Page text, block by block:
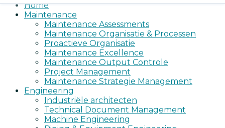
Home
Maintenance
Maintenance Assessments
Maintenance Organisatie & Processen
Proactieve Organisatie
Maintenance Excellence
Maintenance Output Controle
Project Management
Maintenance Strategie Management
Engineering
Industriële architecten
Technical Document Management
Machine Engineering